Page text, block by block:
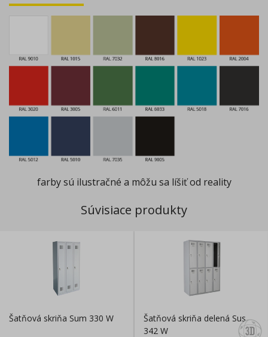
farby sú ilustračné a môžu sa líšiť od reality
Súvisiace produkty
Šatňová skriňa Sum 330 W
Šatňová skriňa delená Sus
342 W